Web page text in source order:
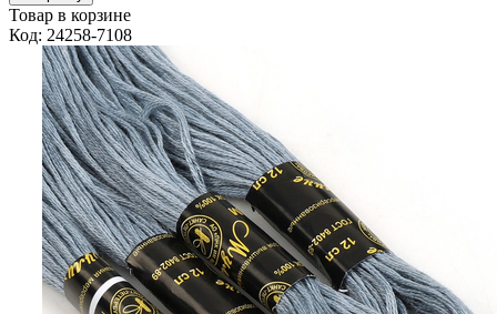
Товар в корзине
Код: 24258-7108